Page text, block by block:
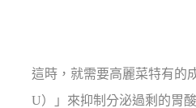
這時，就需要高麗菜特有的
U）」來抑制分泌過剩的胃